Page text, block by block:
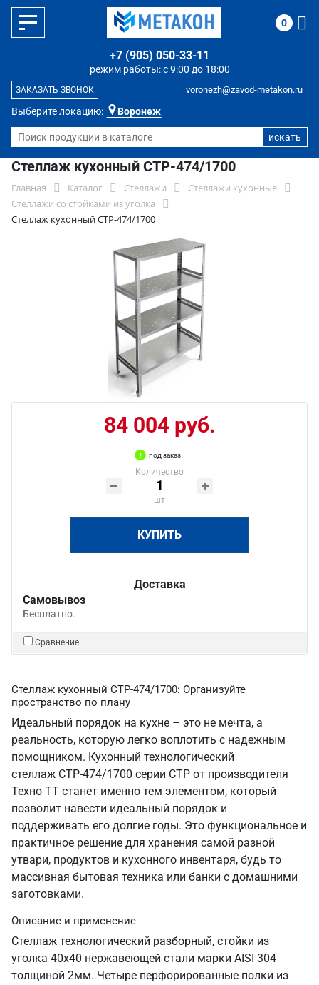
Выберите локацию: Воронеж
режим работы: с 9:00 до 18:00
+7 (905) 050-33-11
voronezh@zavod-metakon.ru
ЗАКАЗАТЬ ЗВОНОК
0
Стеллаж кухонный СТР-474/1700
Главная Каталог Стеллажи
Стеллажи кухонные
Стеллажи со стойками из уголка
Стеллаж кухонный СТР-474/1700
84 004 руб.
под заказ
Количество
шт
КУПИТЬ
Доставка
Самовывоз
Бесплатно.
Сравнение
Стеллаж кухонный СТР-474/1700: Организуйте
пространство по плану
Идеальный порядок на кухне – это не мечта, а
реальность, которую легко воплотить с надежным
помощником. Кухонный технологический
стеллаж СТР-474/1700 серии СТР от производителя
Техно ТТ станет именно тем элементом, который
позволит навести идеальный порядок и
поддерживать его долгие годы. Это функциональное и
практичное решение для хранения самой разной
утвари, продуктов и кухонного инвентаря, будь то
массивная бытовая техника или банки с домашними
заготовками.
Описание и применение
Стеллаж технологический разборный, стойки из
уголка 40х40 нержавеющей стали марки AISI 304
толщиной 2мм. Четыре перфорированные полки из